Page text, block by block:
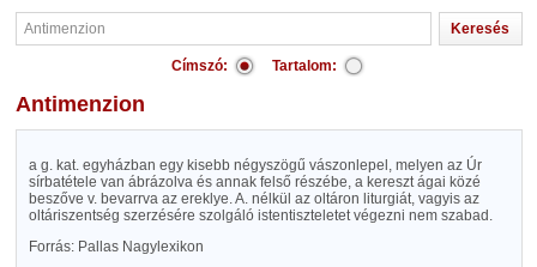
Címszó: Tartalom:
Antimenzion
a g. kat. egyházban egy kisebb négyszögű vászonlepel, melyen az Úr
sírbatétele van ábrázolva és annak felső részébe, a kereszt ágai közé
beszőve v. bevarrva az ereklye. A. nélkül az oltáron liturgiát, vagyis az
oltáriszentség szerzésére szolgáló istentiszteletet végezni nem szabad.
Forrás: Pallas Nagylexikon